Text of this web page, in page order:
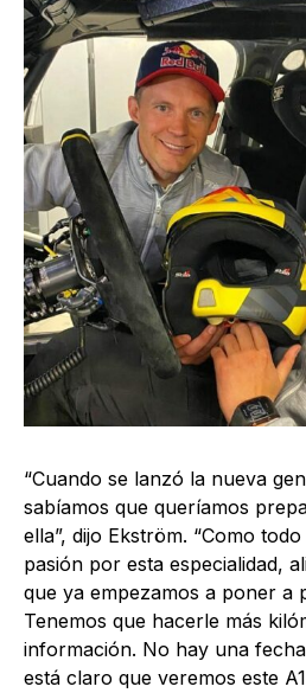
“Cuando se lanzó la nueva
sabíamos que queríamos
ella”, dijo Ekström. “Como
pasión por esta especialidad,
que ya empezamos a poner a
Tenemos que hacerle más
información. No hay una
está claro que veremos este